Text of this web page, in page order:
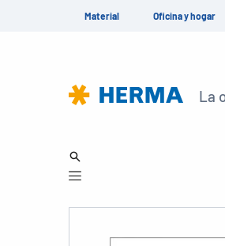
Material Oficina y hogar
La